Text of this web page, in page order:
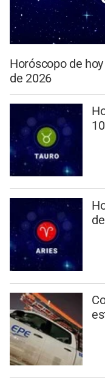
Horóscopo de
de 2026